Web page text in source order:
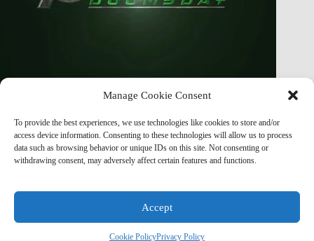
Manage Cookie Consent
To provide the best experiences, we use technologies like cookies to store and/or
access device information. Consenting to these technologies will allow us to process
data such as browsing behavior or unique IDs on this site. Not consenting or
withdrawing consent, may adversely affect certain features and functions.
Accept
Cookie PolicyPrivacy Policy
Avengers Doomsday!
Marvel Mod
May 8, 2026
Ideaxecution Technologies|Privacy Policy